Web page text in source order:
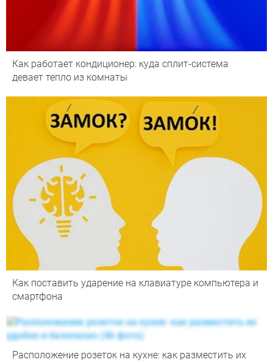
Как работает кондиционер: куда сплит-система
девает тепло из комнаты
Как поставить ударение на клавиатуре компьютера и
смартфона
Расположение розеток на кухне: как разместить их